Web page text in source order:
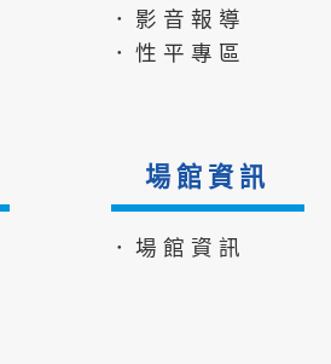
．影音報導
．性平專區
場館資訊
．場館資訊